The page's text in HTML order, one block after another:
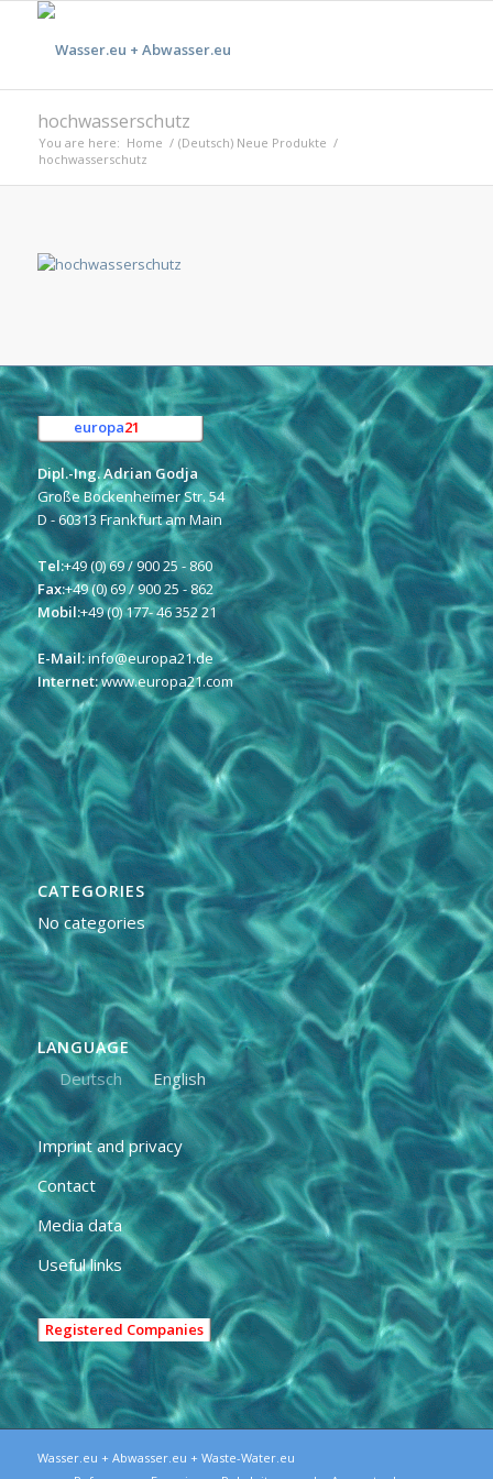
hochwasserschutz
You are here: Home / (Deutsch) Neue Produkte /
hochwasserschutz
europa21
Dipl.-Ing. Adrian Godja
Große Bockenheimer Str. 54
D - 60313 Frankfurt am Main
Tel:+49 (0) 69 / 900 25 - 860
Fax:+49 (0) 69 / 900 25 - 862
Mobil:+49 (0) 177- 46 352 21
E-Mail:info@europa21.de
Internet:www.europa21.com
CATEGORIES
No categories
LANGUAGE
Deutsch English
Imprint and privacy
Contact
Media data
Useful links
Registered Companies
Wasser.eu + Abwasser.eu + Waste-Water.eu